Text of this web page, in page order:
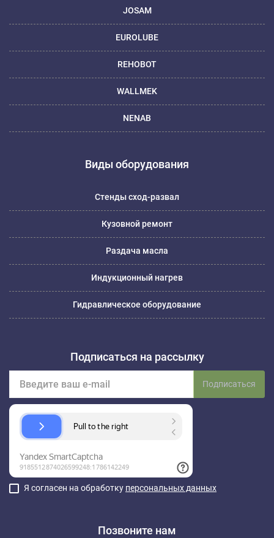
JOSAM
EUROLUBE
REHOBOT
WALLMEK
NENAB
Виды оборудования
Стенды сход-развал
Кузовной ремонт
Раздача масла
Индукционный нагрев
Гидравлическое оборудование
Подписаться на рассылку
Подписаться
Я согласен на обработку персональных данных
Позвоните нам